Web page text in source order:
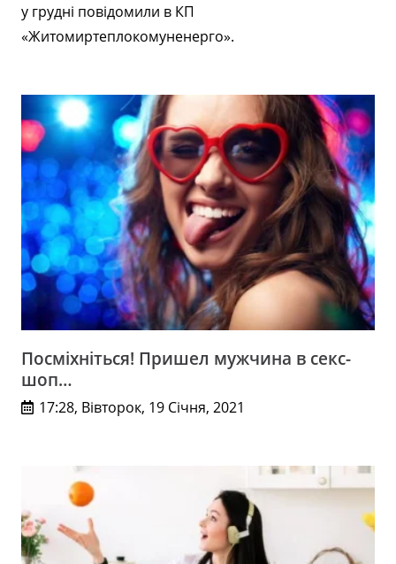
у грудні повідомили в КП
«Житомиртеплокомуненерго».
Посміхніться! Пришел мужчина в секс-
шоп…
17:28, Вівторок, 19 Січня, 2021